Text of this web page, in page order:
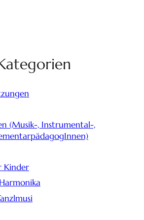
(Musik-, Instrumental-,
Kinder